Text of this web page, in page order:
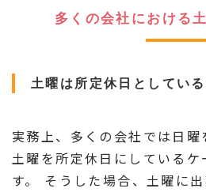
多くの会社における
土曜は所定休日としてい
実務上、多くの会社では日曜
土曜を所定休日にしているケ
す。 そうした場合、土曜に